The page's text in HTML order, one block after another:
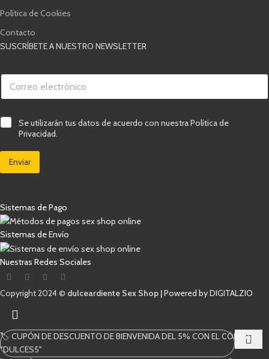
Política de Cookies
Contacto
SUSCRÍBETE A NUESTRO NEWSLETTER
C
r
e
o
l
c
n
i
c
o
*
t
ó
c
o
v
e
r
f
a
n
C
C
i
l
d
e
v
e
r
i
f
a
n
*
Se utilizarán tus datos de acuerdo con nuestra Política de
Privacidad.
Enviar
Sistemas de Pago
Sistemas de Envío
Nuestras Redes Sociales
Copyright 2024 © dulceardiente Sex Shop |Powered by DIGITALZIO
🏷️ CUPÓN DE DESCUENTO DE BIENVENIDA DEL 5% CON EL CÓDIGO
"DULCES5"